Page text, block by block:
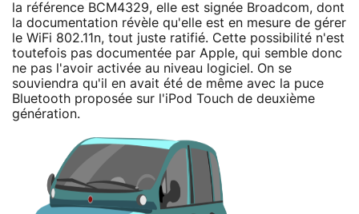
la référence BCM4329, elle est signée Broadcom, dont
la documentation révèle qu'elle est en mesure de gérer
le WiFi 802.11n, tout juste ratifié. Cette possibilité n'est
toutefois pas documentée par Apple, qui semble donc
ne pas l'avoir activée au niveau logiciel. On se
souviendra qu'il en avait été de même avec la puce
Bluetooth proposée sur l'iPod Touch de deuxième
génération.